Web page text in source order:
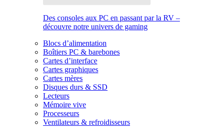
Des consoles aux PC en passant par la RV –
découvre notre univers de gaming
Blocs d’alimentation
Boîtiers PC & barebones
Cartes d’interface
Cartes graphiques
Cartes mères
Disques durs & SSD
Lecteurs
Mémoire vive
Processeurs
Ventilateurs & refroidisseurs